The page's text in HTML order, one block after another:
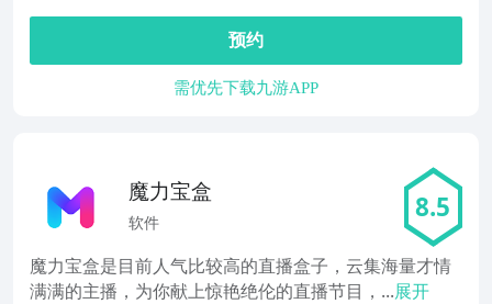
预约
需优先下载九游APP
魔力宝盒
软件 8.5
魔力宝盒是目前人气比较高的直播盒子，云集海量才情
满满的主播，为你献上惊艳绝伦的直播节目，...展开